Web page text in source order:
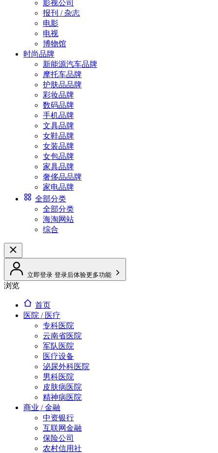
影视公司
报刊 / 杂志
电影
电视
博物馆
时尚品牌
新能源汽车品牌
摩托车品牌
护肤品品牌
彩妆品牌
数码品牌
手机品牌
文具品牌
女鞋品牌
女装品牌
女包品牌
家具品牌
奢侈品品牌
家电品牌
全部分类
全部分类
海淘网站
综合
立即登录 登录后体验更多功能
浏览
首页
医院 / 医疗
专科医院
云南省医院
军队医院
医疗设备
泌尿外科医院
男科医院
皮肤病医院
精神病医院
商业 / 金融
中资银行
互联网金融
保险公司
农村信用社